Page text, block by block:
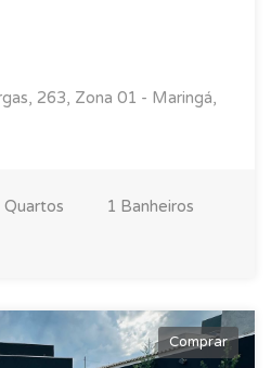
263, Zona 01 - Maringá,
Quartos
1 Banheiros
Comprar